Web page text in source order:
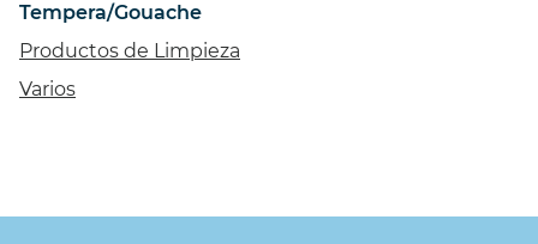
Tempera/Gouache
Productos de Limpieza
Varios